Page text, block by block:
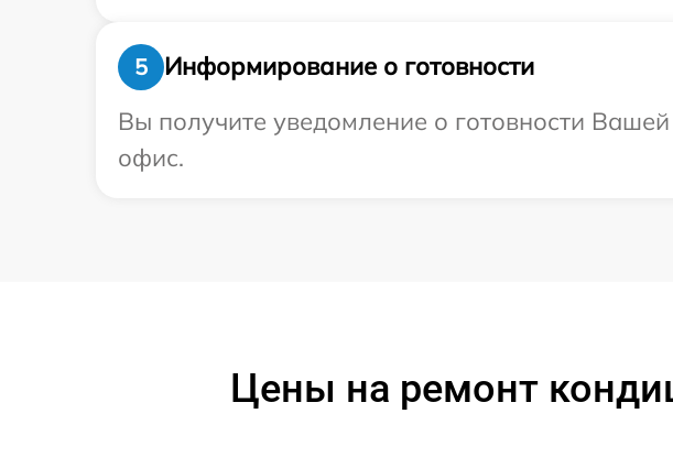
5
Информирование о готовности
Вы получите уведомление о готовности
офис.
Цены на ремонт